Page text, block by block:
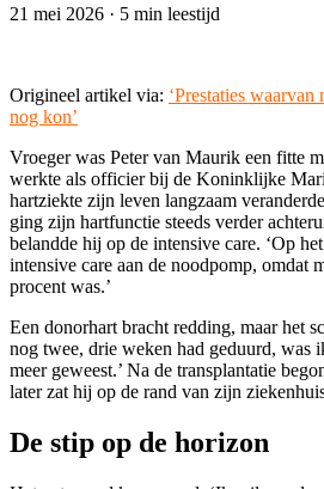
21 mei 2026 · 5 min leestijd
Origineel artikel via: ‘Prestaties
nog kon’
Vroeger was Peter van Maurik een fitte
werkte als officier bij de Koninklijke
hartziekte zijn leven langzaam
ging zijn hartfunctie steeds verder
belandde hij op de intensive care. ‘Op
intensive care aan de noodpomp, omdat
procent was.’
Een donorhart bracht redding, maar het
nog twee, drie weken had geduurd, was
meer geweest.’ Na de transplantatie
later zat hij op de rand van zijn
De stip op de horizon